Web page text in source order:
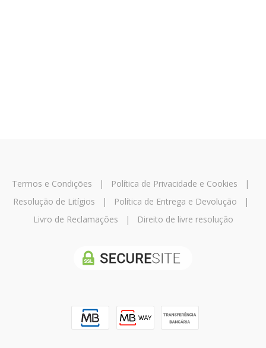
Termos e Condições | Política de Privacidade e Cookies |
Resolução de Litígios | Política de Entrega e Devolução |
Livro de Reclamações | Direito de livre resolução